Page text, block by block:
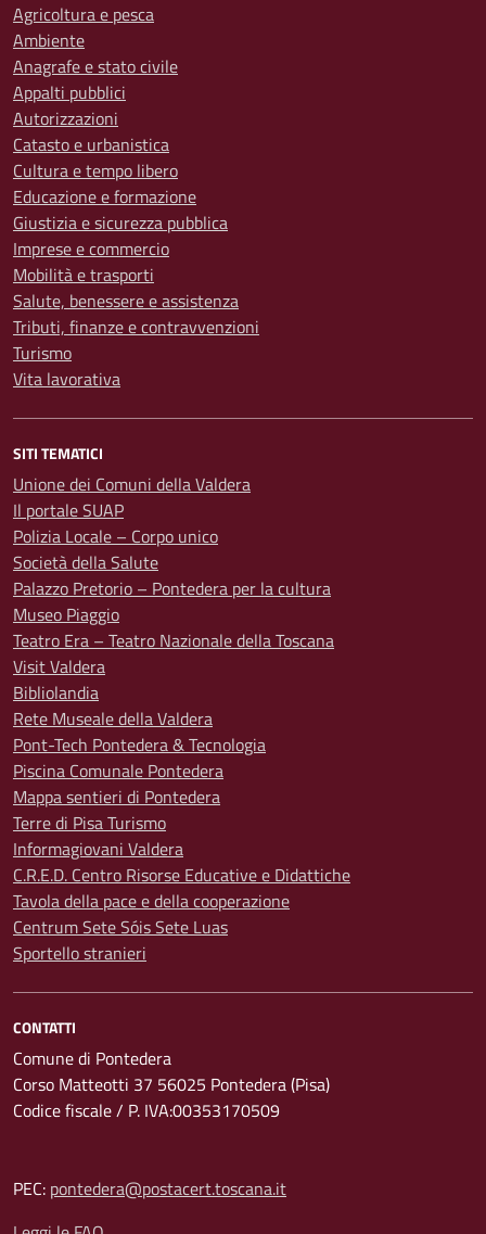
Agricoltura e pesca
Ambiente
Anagrafe e stato civile
Appalti pubblici
Autorizzazioni
Catasto e urbanistica
Cultura e tempo libero
Educazione e formazione
Giustizia e sicurezza pubblica
Imprese e commercio
Mobilità e trasporti
Salute, benessere e assistenza
Tributi, finanze e contravvenzioni
Turismo
Vita lavorativa
SITI TEMATICI
Unione dei Comuni della Valdera
Il portale SUAP
Polizia Locale – Corpo unico
Società della Salute
Palazzo Pretorio – Pontedera per la cultura
Museo Piaggio
Teatro Era – Teatro Nazionale della Toscana
Visit Valdera
Bibliolandia
Rete Museale della Valdera
Pont-Tech Pontedera & Tecnologia
Piscina Comunale Pontedera
Mappa sentieri di Pontedera
Terre di Pisa Turismo
Informagiovani Valdera
C.R.E.D. Centro Risorse Educative e Didattiche
Tavola della pace e della cooperazione
Centrum Sete Sóis Sete Luas
Sportello stranieri
CONTATTI
Comune di Pontedera
Corso Matteotti 37 56025 Pontedera (Pisa)
Codice fiscale / P. IVA:00353170509
PEC: pontedera@postacert.toscana.it